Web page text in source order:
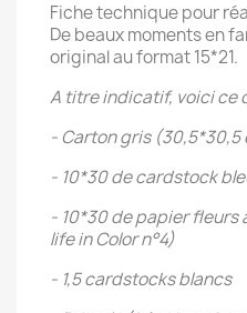
Fiche technique pour
De beaux moments en
original au format 15*21.
A titre indicatif, voici ce
- Carton gris (30,5*30,5
- 10*30 de cardstock
- 10*30 de papier fleurs
life in Color n°4)
- 1,5 cardstocks blancs